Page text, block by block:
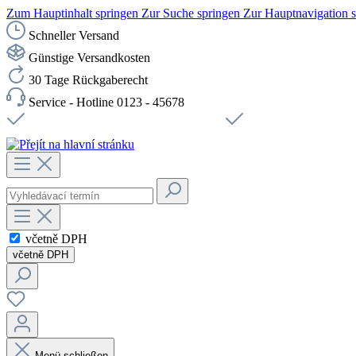
Zum Hauptinhalt springen Zur Suche springen Zur Hauptnavigation
Schneller Versand
Günstige Versandkosten
30 Tage Rückgaberecht
Service - Hotline 0123 - 45678
včetně DPH
včetně DPH